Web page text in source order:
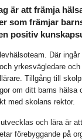
är att främja
som främjar
positiv
Där ingår
yrkesvägledare och
Tillgång till
om ditt barns hälsa
med skolans rektor.
och lära är
förebyggande på